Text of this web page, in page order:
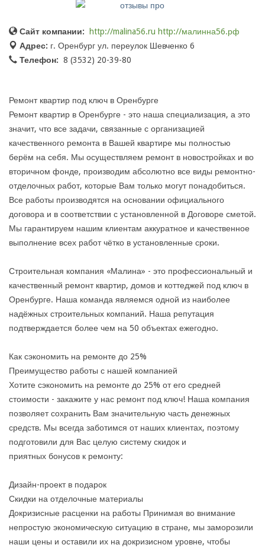
Сайт компании:
http://malina56.ru http://малинна56.рф
Адрес: г. Оренбург ул. переулок Шевченко 6
Телефон: 8 (3532) 20-39-80
Ремонт квартир под ключ в Оренбурге
Ремонт квартир в Оренбурге - это наша специализация, а это
значит, что все задачи, связанные с организацией
качественного ремонта в Вашей квартире мы полностью
берём на себя. Мы осуществляем ремонт в новостройках и во
вторичном фонде, производим абсолютно все виды ремонтно-
отделочных работ, которые Вам только могут понадобиться.
Все работы производятся на основании официального
договора и в соответствии с установленной в Договоре сметой.
Мы гарантируем нашим клиентам аккуратное и качественное
выполнение всех работ чётко в установленные сроки.
Строительная компания «Малина» - это профессиональный и
качественный ремонт квартир, домов и коттеджей под ключ в
Оренбурге. Наша команда являемся одной из наиболее
надёжных строительных компаний. Наша репутация
подтверждается более чем на 50 объектах ежегодно.
Как сэкономить на ремонте до 25%
Преимущество работы с нашей компанией
Хотите сэкономить на ремонте до 25% от его средней
стоимости - закажите у нас ремонт под ключ! Наша компания
позволяет сохранить Вам значительную часть денежных
средств. Мы всегда заботимся от наших клиентах, поэтому
подготовили для Вас целую систему скидок и
приятных бонусов к ремонту:
Дизайн-проект в подарок
Скидки на отделочные материалы
Докризисные расценки на работы Принимая во внимание
непростую экономическую ситуацию в стране, мы заморозили
наши цены и оставили их на докризисном уровне, чтобы